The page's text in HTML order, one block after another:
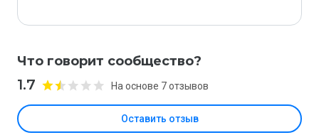
Что говорит сообщество?
1.7 На основе 7 отзывов
Оставить отзыв